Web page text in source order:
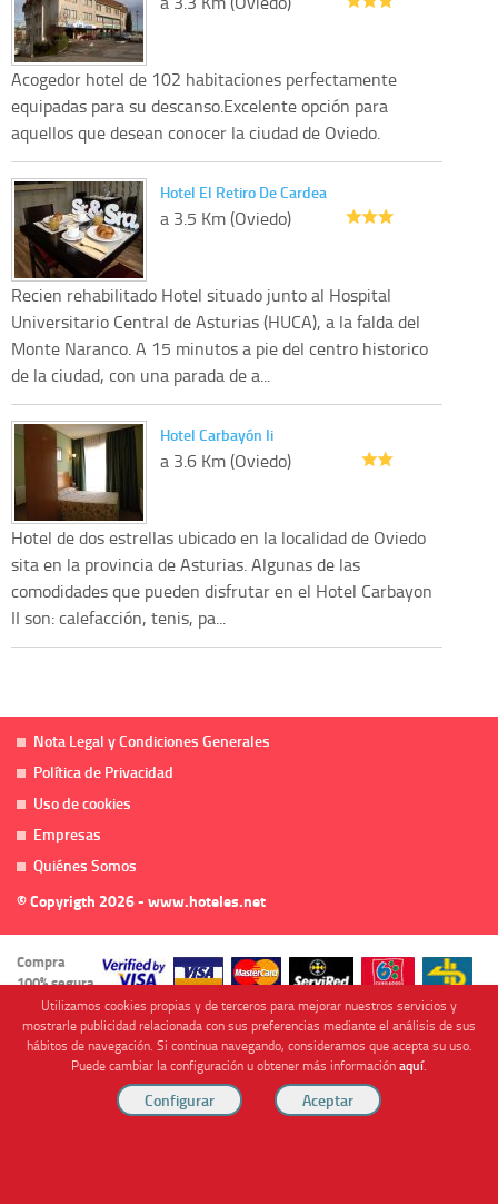
Acogedor hotel de 102 habitaciones perfectamente
equipadas para su descanso.Excelente opción para
aquellos que desean conocer la ciudad de Oviedo.
Hotel El Retiro De Cardea
a 3.5 Km (Oviedo)
Recien rehabilitado Hotel situado junto al Hospital
Universitario Central de Asturias (HUCA), a la falda del
Monte Naranco. A 15 minutos a pie del centro historico
de la ciudad, con una parada de a...
Hotel Carbayón Ii
a 3.6 Km (Oviedo)
Hotel de dos estrellas ubicado en la localidad de Oviedo
sita en la provincia de Asturias. Algunas de las
comodidades que pueden disfrutar en el Hotel Carbayon
II son: calefacción, tenis, pa...
Nota Legal y Condiciones Generales
Política de Privacidad
Uso de cookies
Empresas
Quiénes Somos
© Copyrigth 2026 - www.hoteles.net
Compra
100% segura
Cofinanciado por
Utilizamos cookies propias y de terceros para mejorar nuestros servicios y
mostrarle publicidad relacionada con sus preferencias mediante el análisis de sus
hábitos de navegación. Si continua navegando, consideramos que acepta su uso.
Puede cambiar la configuración u obtener más informaciónaquí.